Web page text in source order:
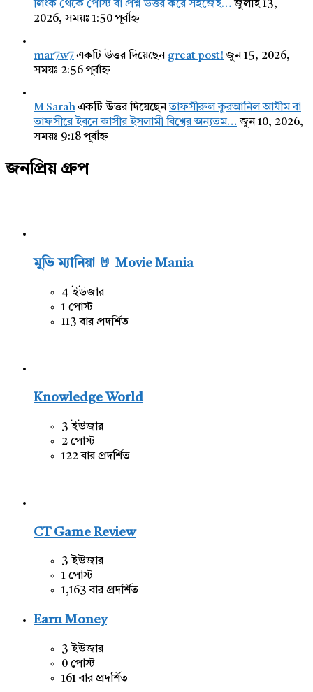
লিংক থেকে পোস্ট বা প্রশ্ন উত্তর করে সহজেই… জুলাই 13,
2026, সময়ঃ 1:50 পূর্বাহ্ন
mar7w7একটি উত্তর দিয়েছেন great post! জুন 15, 2026,
সময়ঃ 2:56 পূর্বাহ্ন
M Sarahএকটি উত্তর দিয়েছেনতাফসীরুল কুরআনিল আযীম বা
তাফসীরে ইবনে কাসীর ইসলামী বিশ্বের অন্যতম… জুন 10, 2026,
সময়ঃ 9:18 পূর্বাহ্ন
জনপ্রিয় গ্রুপ
মুভি ম্যানিয়া 🤘 Movie Mania
4 ইউজার
1 পোস্ট
113 বার প্রদর্শিত
Knowledge World
3 ইউজার
2 পোস্ট
122 বার প্রদর্শিত
CT Game Review
3 ইউজার
1 পোস্ট
1,163 বার প্রদর্শিত
Earn Money
3 ইউজার
0 পোস্ট
161 বার প্রদর্শিত